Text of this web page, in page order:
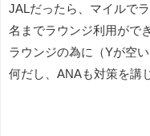
JALだったら、マイルで
名までラウンジ利用ができ
ラウンジの為に（Yが空
何だし、ANAも対策を講